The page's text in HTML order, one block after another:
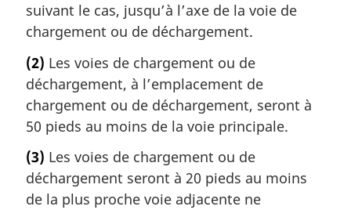
suivant le cas, jusqu’à l’axe de la voie de
chargement ou de déchargement.
(2) Les voies de chargement ou de
déchargement, à l’emplacement de
chargement ou de déchargement, seront à
50 pieds au moins de la voie principale.
(3) Les voies de chargement ou de
déchargement seront à 20 pieds au moins
de la plus proche voie adjacente ne